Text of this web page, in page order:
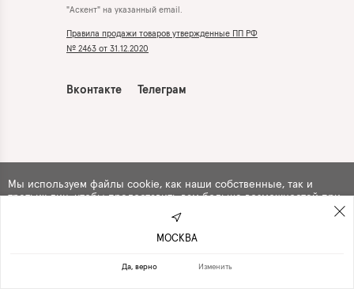
"Аскент" на указанный email.
Правила продажи товаров утвержденные ПП РФ
№ 2463 от 31.12.2020
Вконтакте Телеграм
Мы используем файлы cookie, как наши собственные, так и
третьих лиц, чтобы предоставить вам больше возможностей при
использовании сайта. Продолжая навигацию по сайту, вы
с их использованием .
МОСКВА
Да, верно Изменить